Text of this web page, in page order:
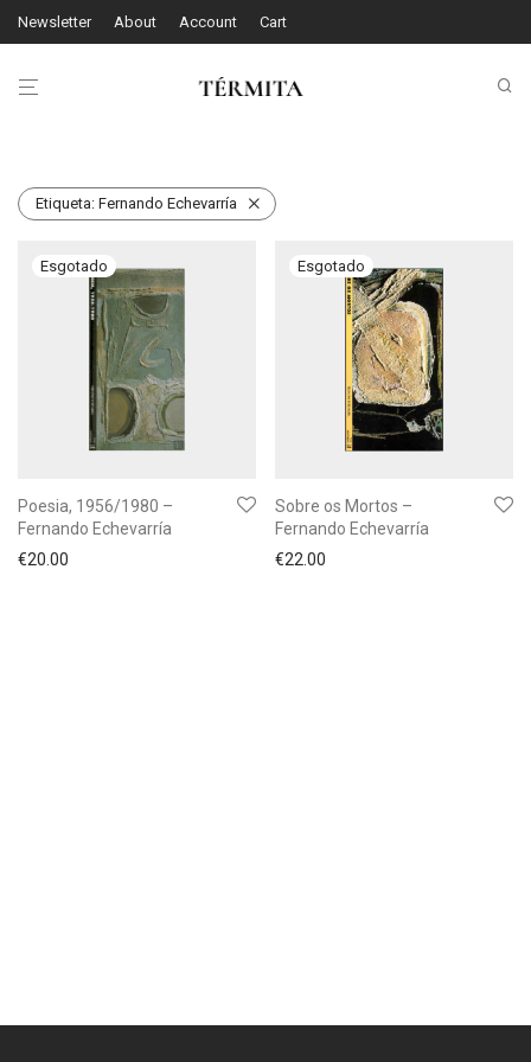
Newsletter About Account Cart
Etiqueta: Fernando Echevarría
Poesia, 1956/1980 –
Fernando Echevarría
€20.00
Sobre os Mortos –
Fernando Echevarría
€22.00